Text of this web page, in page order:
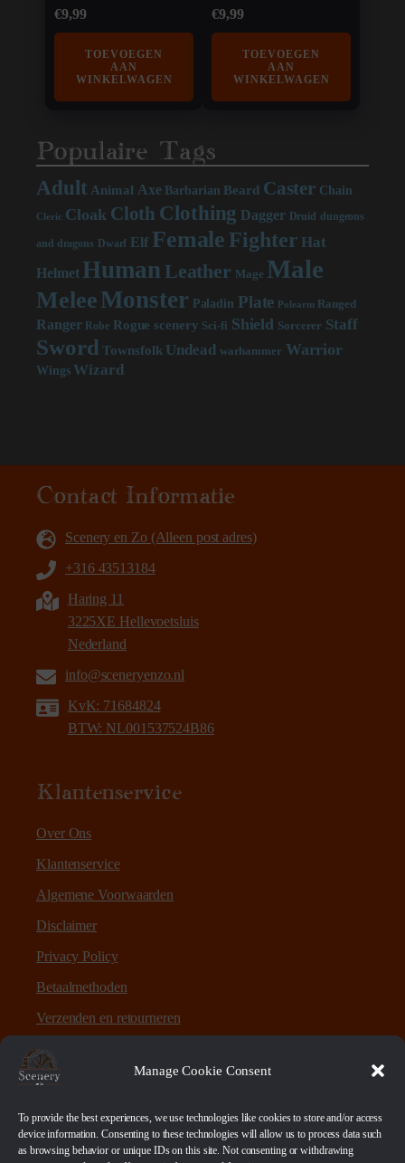
Manage Cookie Consent
To provide the best experiences, we use technologies like cookies to store and/or access
device information. Consenting to these technologies will allow us to process data such
as browsing behavior or unique IDs on this site. Not consenting or withdrawing
€9,99
TOEVOEGEN
AAN
WINKELWAGEN
€9,99
TOEVOEGEN
AAN
WINKELWAGEN
Populaire Tags
Adult Animal Axe Barbarian Beard Caster Chain
Cleric Cloak Cloth Clothing Dagger Druid dungeons
and dragons Dwarf Elf FemaleFighter Hat
Helmet Human Leather Mage Male
MeleeMonster Paladin Plate Polearm Ranged
Ranger Robe Rogue scenery Sci-fi Shield Sorcerer Staff
Sword Townsfolk Undead warhammer Warrior
Wings Wizard
Contact Informatie
Scenery en Zo (Alleen post adres)
+316 43513184
Haring 11
3225XE Hellevoetsluis
Nederland
info@sceneryenzo.nl
KvK: 71684824
BTW: NL001537524B86
Klantenservice
Over Ons
Klantenservice
Algemene Voorwaarden
Disclaimer
Privacy Policy
Betaalmethoden
Verzenden en retourneren
Sitemap
Over Scenery en Zo
Scenery en Zo is een webshop voor table-top games en